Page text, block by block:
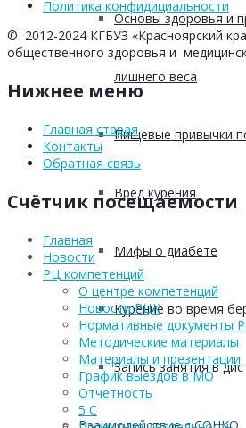
Основы здоровья и
лишнего веса
Пищевые привычки
Вред курения
Мифы о диабете
Курение во время
Запись занятия в
Политика конфидициальности
© 2012-2024 КГБУЗ «Красноярский
общественного здоровья и
Нижнее меню
Главная старая
Контакты
Обратная связь
Счётчик посещаемости
Главная
Новости
РЦ компетенций
О центре компетенций
Новости РЦК
Нормативные документы
Методические материалы
Материалы и презентации
График выездов в МО
Отчетность
5 С